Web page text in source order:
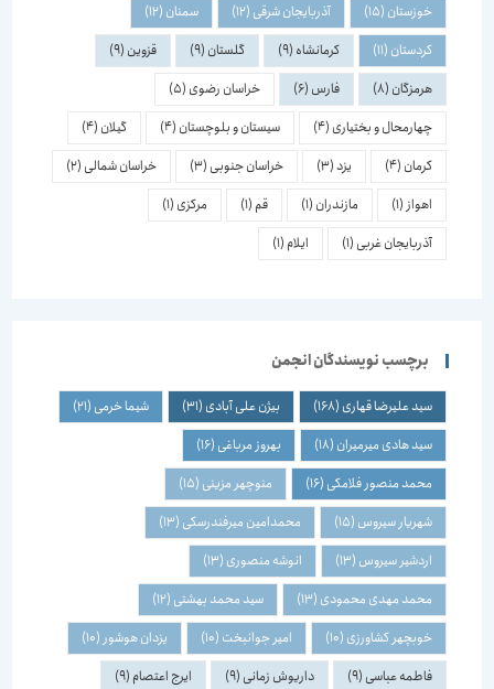
خوزستان(15) آذربایجان شرقی(12) سمنان(12)
کردستان(11) کرمانشاه(9) گلستان(9) قزوین(9)
هرمزگان(8) فارس(6) خراسان رضوی(5)
چهارمحال و بختیاری(4) سیستان و بلوچستان(4) گیلان(4)
کرمان(4)
(3) خراسان جنوبی(3) خراسان شمالی(2)
اهواز(1) مازندران(1)
(1) مرکزی(1)
آذربایجان غربی(1) ایلام(1)
برچسب نویسندگان انجمن
سید علیرضا قهاری(168) بیژن علی آبادی(31) شیما خرمی(21)
سید هادی میرمیران(18) بهروز مرباغی(16)
محمد منصور فلامکی(16) منوچهر مزینی(15)
شهریار سیروس(15) محمدامین میرفندرسکی(13)
اردشیر سیروس(13) انوشه منصوری(13)
محمد مهدی محمودی(13) سید محمد بهشتی(12)
خوبچهر کشاورزی(10) امیر جوانبخت(10) یزدان هوشور(10)
فاطمه عباسی(9) داریوش زمانی(9) ایرج اعتصام(9)